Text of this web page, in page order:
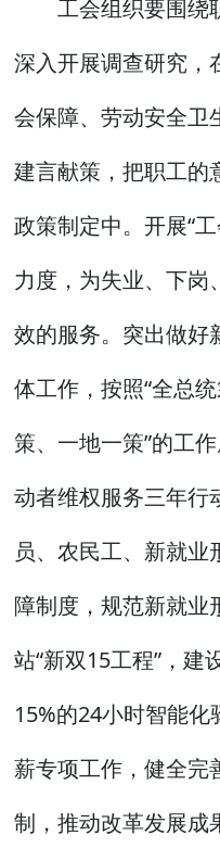
工会组织要围绕
深入开展调查研究，
会保障、劳动安全卫
建言献策，把职工的
政策制定中。开展“
力度，为失业、下岗
效的服务。突出做好
体工作，按照“全总
策、一地一策”的工
动者维权服务三年行
员、农民工、新就
障制度，规范新就业
站“新双15工程”，建
15%的24小时智能
薪专项工作，健全完
制，推动改革发展成